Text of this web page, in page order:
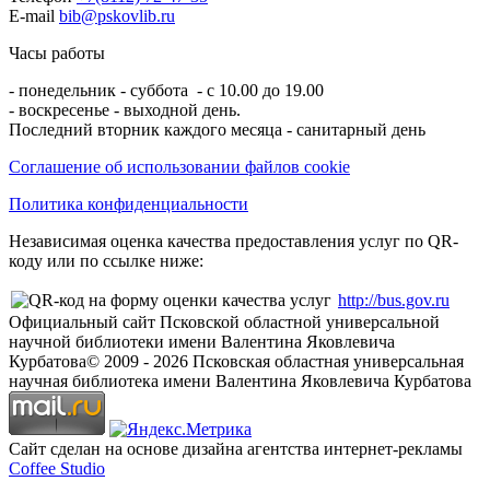
E-mail bib@pskovlib.ru
Часы работы
- понедельник - суббота - с 10.00 до 19.00
- воскресенье - выходной день.
Последний вторник каждого месяца - санитарный день
Соглашение об использовании файлов cookie
Политика конфиденциальности
Независимая оценка качества предоставления услуг по QR-
коду или по ссылке ниже:
http://bus.gov.ru
Официальный сайт Псковской областной универсальной
научной библиотеки имени Валентина Яковлевича
Курбатова© 2009 - 2026 Псковская областная универсальная
научная библиотека имени Валентина Яковлевича Курбатова
Сайт сделан на основе дизайна агентства интернет-рекламы
Coffee Studio